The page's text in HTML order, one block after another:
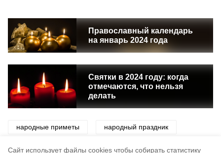
Cайт использует файлы cookies чтобы собирать статистику
Православный календарь
на январь 2024 года
Святки в 2024 году: когда
отмечаются, что нельзя
делать
народные приметы народный праздник
приметы праздники традиции